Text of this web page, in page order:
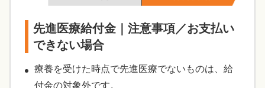
先進医療給付金｜注意事項／お支払い
できない場合
療養を受けた時点で先進医療でないものは、給
付金の対象外です。